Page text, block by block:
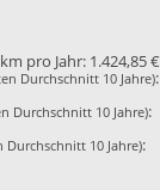
pro Jahr: 1.424,85 €
Durchschnitt 10 Jahre):
Durchschnitt 10 Jahre):
Durchschnitt 10 Jahre):